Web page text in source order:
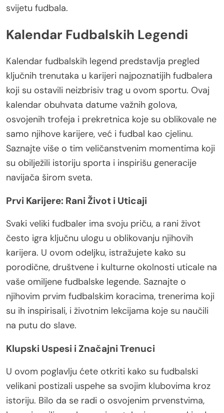
svijetu fudbala.
Kalendar Fudbalskih Legendi
Kalendar fudbalskih legend predstavlja pregled
ključnih trenutaka u karijeri najpoznatijih fudbalera
koji su ostavili neizbrisiv trag u ovom sportu. Ovaj
kalendar obuhvata datume važnih golova,
osvojenih trofeja i prekretnica koje su oblikovale ne
samo njihove karijere, već i fudbal kao cjelinu.
Saznajte više o tim veličanstvenim momentima koji
su obilježili istoriju sporta i inspirišu generacije
navijača širom sveta.
Prvi Karijere: Rani Život i Uticaji
Svaki veliki fudbaler ima svoju priču, a rani život
često igra ključnu ulogu u oblikovanju njihovih
karijera. U ovom odeljku, istražujete kako su
porodične, društvene i kulturne okolnosti uticale na
vaše omiljene fudbalske legende. Saznajte o
njihovim prvim fudbalskim koracima, trenerima koji
su ih inspirisali, i životnim lekcijama koje su naučili
na putu do slave.
Klupski Uspesi i Značajni Trenuci
U ovom poglavlju ćete otkriti kako su fudbalski
velikani postizali uspehe sa svojim klubovima kroz
istoriju. Bilo da se radi o osvojenim prvenstvima,